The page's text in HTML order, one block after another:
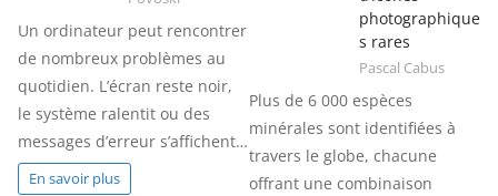
Un ordinateur peut rencontrer
de nombreux problèmes au
quotidien. L’écran reste noir,
le système ralentit ou des
messages d’erreur s’affichent…
En savoir plus
photographique
s rares
Pascal Cabus
Plus de 6 000 espèces
minérales sont identifiées à
travers le globe, chacune
offrant une combinaison